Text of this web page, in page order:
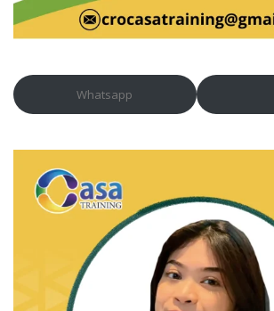
Whatsapp